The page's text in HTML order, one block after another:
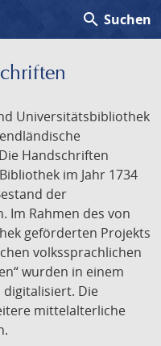
search Suchen
Universitätsbibliothek
Handschriften
im Jahr 1734
der
Im Rahmen des von
geförderten Projekts
volkssprachlichen
wurden in einem
Die
mittelalterliche